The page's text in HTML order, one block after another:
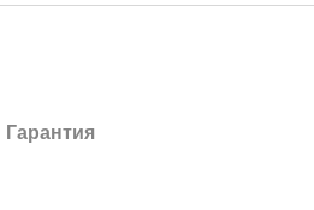
Гарантия